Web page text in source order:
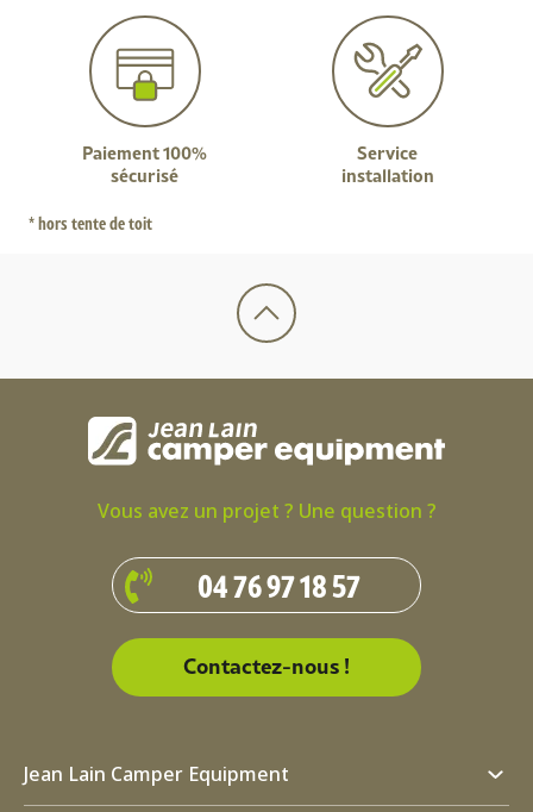
* hors tente de toit
Paiement 100%
sécurisé
Service
installation
Vous avez un projet ? Une question ?
04 76 97 18 57
Contactez-nous !
Jean Lain Camper Equipment